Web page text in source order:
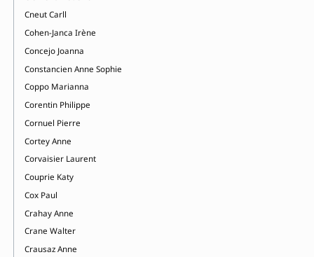
Cneut Carll
Cohen-Janca Irène
Concejo Joanna
Constancien Anne Sophie
Coppo Marianna
Corentin Philippe
Cornuel Pierre
Cortey Anne
Corvaisier Laurent
Couprie Katy
Cox Paul
Crahay Anne
Crane Walter
Crausaz Anne